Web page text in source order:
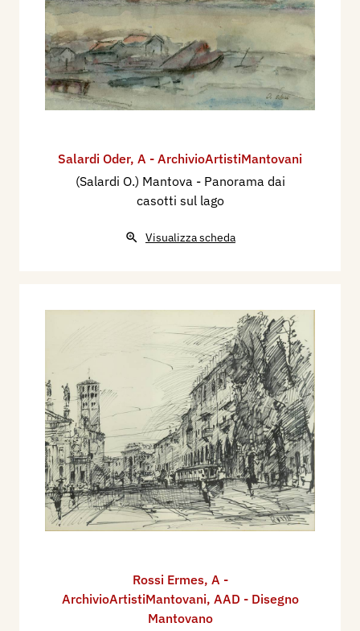
Salardi Oder, A - ArchivioArtistiMantovani
(Salardi O.) Mantova - Panorama dai
casotti sul lago
Visualizza scheda
Rossi Ermes, A -
ArchivioArtistiMantovani, AAD - Disegno
Mantovano